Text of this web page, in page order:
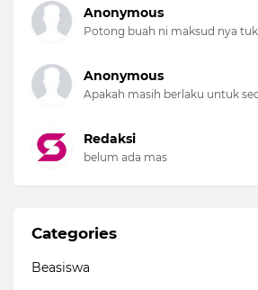
Anonymous
Potong buah ni maksud nya
Anonymous
Apakah masih berlaku untuk
Redaksi
belum ada mas
Categories
Beasiswa